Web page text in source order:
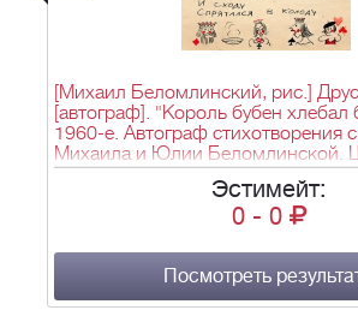
[Михаил Беломлинский, рис.]
[автограф]. "Король бубен хлебал
1960-е. Автограф стихотворения
Михаила и Юлии Беломлинской.
Беломлинского на Друскина. - 2
Эстимейт:
0 - 0
Посмотреть